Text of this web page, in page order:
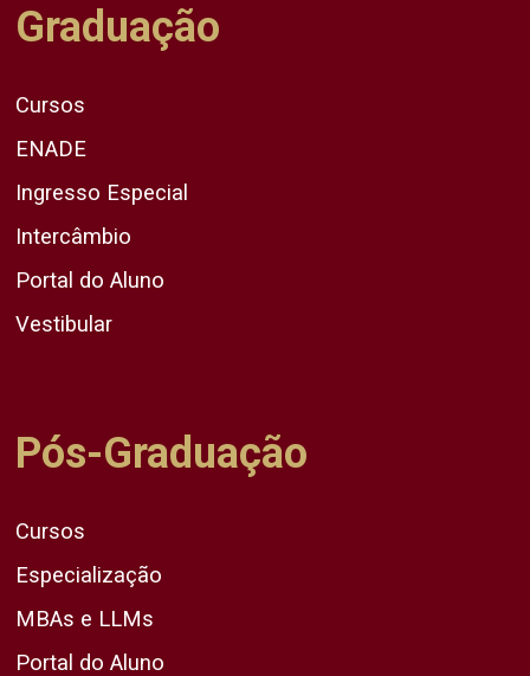
Graduação
Cursos
ENADE
Ingresso Especial
Intercâmbio
Portal do Aluno
Vestibular
Pós-Graduação
Cursos
Especialização
MBAs e LLMs
Portal do Aluno